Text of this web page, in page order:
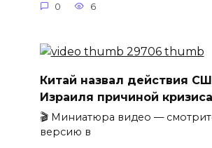
0 6
Китай назвал действия
Израиля причиной кризиса
🎬 Миниатюра видео —
версию в